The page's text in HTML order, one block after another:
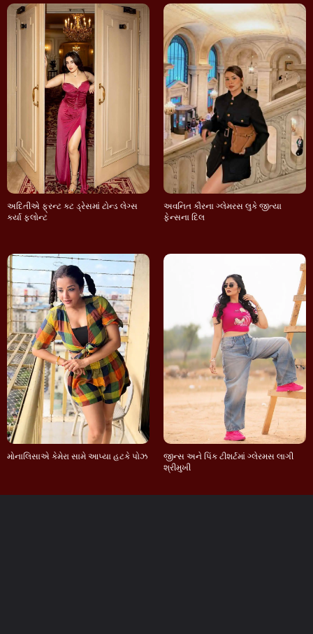
અદિતીએ ફ્રન્ટ કટ ડ્રેસમાં ટોન્ડ લેગ્સ
કર્યા ફ્લોન્ટ
અવનિત કૌરના ગ્લેમરસ લુકે જીત્યા
ફેન્સના દિલ
મોનાલિસાએ કેમેરા સામે આપ્યા હટકે પોઝ
જીન્સ અને પિંક ટીશર્ટમાં ગ્લેરમસ લાગી
શ્રીમુખી